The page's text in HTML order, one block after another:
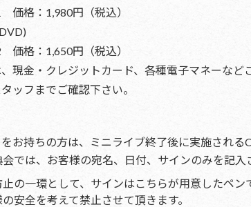
価格：1,980円（税込）
価格：1,650円（税込）
現金・クレジットカード、各種電子マネーなど
ッフまでご確認下さい。
をお持ちの方は、ミニライブ終了後に実施される
では、お客様の宛名、日付、サインのみを記入
の一環として、サインはこちらが用意したペ
安全を考えて禁止させて頂きます。